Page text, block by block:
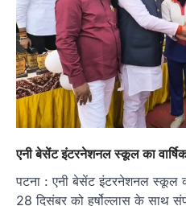
एनी बेसेंट इंटरनेशनल स्कूल का
पटना : एनी बेसेंट इंटरनेशनल स्कूल
28 दिसंबर को हर्षोल्लास के साथ